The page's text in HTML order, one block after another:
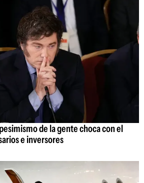
de la gente choca con el
e inversores